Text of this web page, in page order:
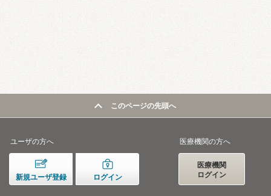
このページの先頭へ
ユーザの方へ
新規ユーザ登録 ログイン
医療機関の方へ
医療機関
ログイン